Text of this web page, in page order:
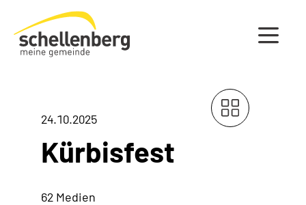
Gemeinde Schellenberg Startseite
24.10.2025
Kürbisfest
62 Medien